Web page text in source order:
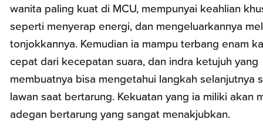
wanita paling kuat di MCU, mempunyai keahlian
seperti menyerap energi, dan mengeluarkannya
tonjokkannya. Kemudian ia mampu terbang enam
cepat dari kecepatan suara, dan indra ketujuh yang
membuatnya bisa mengetahui langkah selanjutnya
lawan saat bertarung. Kekuatan yang ia miliki akan
adegan bertarung yang sangat menakjubkan.